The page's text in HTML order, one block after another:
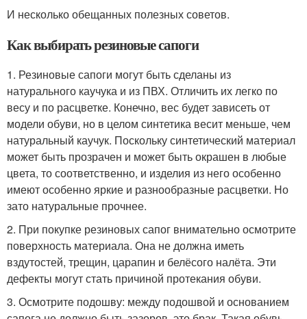
И несколько обещанных полезных советов.
Как выбирать резиновые сапоги
1. Резиновые сапоги могут быть сделаны из
натурального каучука и из ПВХ. Отличить их легко по
весу и по расцветке. Конечно, вес будет зависеть от
модели обуви, но в целом синтетика весит меньше, чем
натуральный каучук. Поскольку синтетический материал
может быть прозрачен и может быть окрашен в любые
цвета, то соответственно, и изделия из него особенно
имеют особенно яркие и разнообразные расцветки. Но
зато натуральные прочнее.
2. При покупке резиновых сапог внимательно осмотрите
поверхность материала. Она не должна иметь
вздутостей, трещин, царапин и белёсого налёта. Эти
дефекты могут стать причиной протекания обуви.
3. Осмотрите подошву: между подошвой и основанием